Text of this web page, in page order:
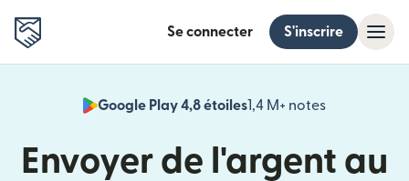
Se connecter S'inscrire
Google Play 4,8 étoiles1,4 M+ notes
Envoyer de l'argent au